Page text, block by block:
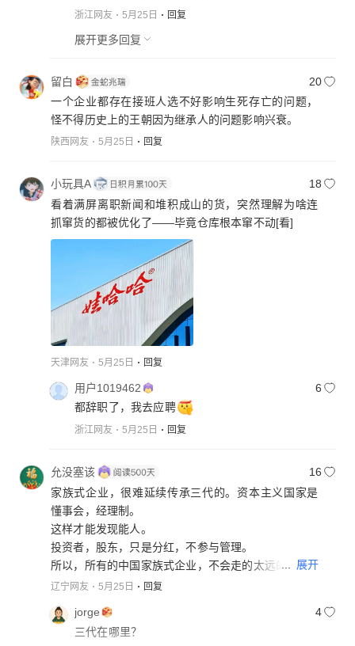
浙江网友 5月25日 回复
展开更多回复
留白
20
一个企业都存在接班人选不好影响生死存亡的问题，
怪不得历史上的王朝因为继承人的问题影响兴衰。
陕西网友 5月25日 回复
小玩具A
18
看着满屏离职新闻和堆积成山的货，突然理解为啥连
抓窜货的都被优化了——毕竟仓库根本窜不动[看]
天津网友 5月25日 回复
用户1019462
6
都辞职了，我去应聘
浙江网友 5月25日 回复
允没塞该
16
家族式企业，很难延续传承三代的。资本主义国家是
懂事会，经理制。
这样才能发现能人。
投资者，股东，只是分红，不参与管理。
所以，所有的中国家族式企业，不会走的太远的。
老头子一死，渐渐就会暗淡，走偏的。绝对不会超过
像苹果那样的企业，已经换了三个经理了，虽然能力
各不相同，但都有各自的能力，企业还会向前发展
... 展开
辽宁网友 5月25日 回复
jorge
4
三代在哪里？